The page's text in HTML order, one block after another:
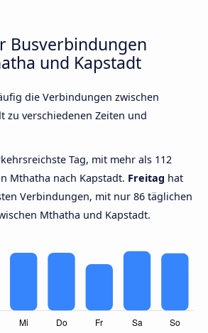
Busverbindungen
und Kapstadt
die Verbindungen zwischen
zu verschiedenen Zeiten und
Tag, mit mehr als 112
Mthatha nach Kapstadt. Freitag hat
Verbindungen, mit nur 86 täglichen
Mthatha und Kapstadt.